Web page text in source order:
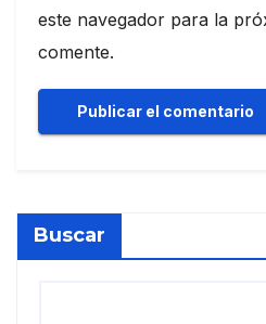
este navegador para la
comente.
Buscar